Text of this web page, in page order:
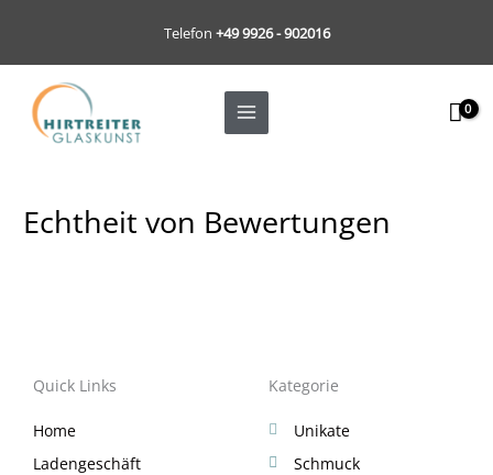
springen
Telefon +49 9926 - 902016
Echtheit von Bewertungen
Quick Links
Home
Ladengeschäft
Kategorie
Unikate
Schmuck